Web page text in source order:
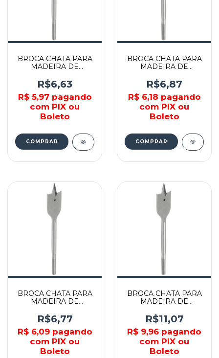
BROCA CHATA PARA
MADEIRA DE
A190.C.00380 -
BRAMEX
R$6,63
R$ 5,97pagando
com PIX ou
Boleto
COMPRAR
BROCA CHATA PARA
MADEIRA DE
A190.C.00120 -
BRAMEX
R$6,87
R$ 6,18 pagando
com PIX ou
Boleto
COMPRAR
BROCA CHATA PARA
MADEIRA DE
A190.C.00140 -
BRAMEX
R$6,77
R$ 6,09pagando
com PIX ou
Boleto
BROCA CHATA PARA
MADEIRA DE
A190.C.00100 -
BRAMEX
R$11,07
R$ 9,96 pagando
com PIX ou
Boleto